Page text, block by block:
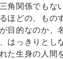
角関係でもな
ほどの、もの
目的なのか、
はっきりとし
た生身の人間